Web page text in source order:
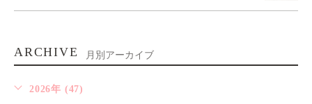
ARCHIVE 月別アーカイブ
2026年 (47)